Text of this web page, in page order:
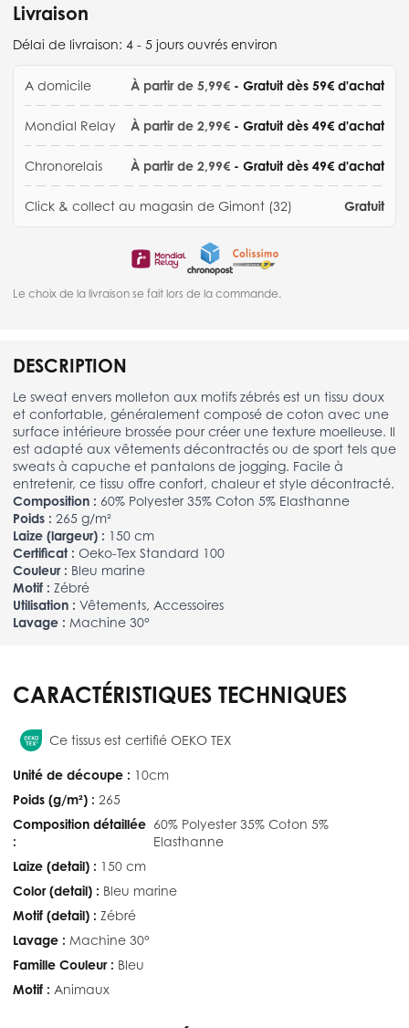
Livraison
Délai de livraison: 4 - 5 jours ouvrés environ
A domicile À partir de 5,99€ - Gratuit dès 59€ d'achat
Mondial Relay À partir de 2,99€ - Gratuit dès 49€ d'achat
Chronorelais À partir de 2,99€ - Gratuit dès 49€ d'achat
Click & collect au magasin de Gimont (32) Gratuit
Le choix de la livraison se fait lors de la commande.
DESCRIPTION
Le sweat envers molleton aux motifs zébrés est un tissu doux
et confortable, généralement composé de coton avec une
surface intérieure brossée pour créer une texture moelleuse. Il
est adapté aux vêtements décontractés ou de sport tels que
sweats à capuche et pantalons de jogging. Facile à
entretenir, ce tissu offre confort, chaleur et style décontracté.
Composition : 60% Polyester 35% Coton 5% Elasthanne
Poids : 265 g/m²
Laize (largeur) : 150 cm
Certificat : Oeko-Tex Standard 100
Couleur : Bleu marine
Motif : Zébré
Utilisation : Vêtements, Accessoires
Lavage : Machine 30°
CARACTÉRISTIQUES TECHNIQUES
Ce tissus est certifié OEKO TEX
Unité de découpe : 10cm
Poids (g/m²) : 265
Composition détaillée
:
60% Polyester 35% Coton 5%
Elasthanne
Laize (detail) : 150 cm
Color (detail) : Bleu marine
Motif (detail) : Zébré
Lavage : Machine 30°
Famille Couleur : Bleu
Motif : Animaux